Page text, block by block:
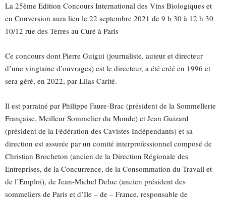
La 25ème Edition Concours International des Vins Biologiques et
en Conversion aura lieu le 22 septembre 2021 de 9 h 30 à 12 h 30
10/12 rue des Terres au Curé à Paris
Ce concours dont Pierre Guigui (journaliste, auteur et directeur
d’une vingtaine d’ouvrages) est le directeur, a été créé en 1996 et
sera géré, en 2022, par Lilas Carité.
Il est parrainé par Philippe Faure-Brac (président de la Sommellerie
Française, Meilleur Sommelier du Monde) et Jean Guizard
(président de la Fédération des Cavistes Indépendants) et sa
direction est assurée par un comité interprofessionnel composé de
Christian Brocheton (ancien de la Direction Régionale des
Entreprises, de la Concurrence, de la Consommation du Travail et
de l’Emploi), de Jean-Michel Deluc (ancien président des
sommeliers de Paris et d’Ile – de – France, responsable de